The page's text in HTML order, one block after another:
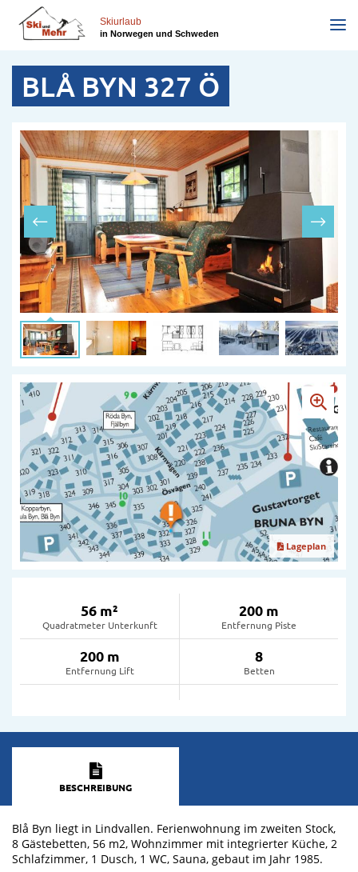
zum
Inhalt
Skiurlaub
in Norwegen und Schweden
BLÅ BYN 327 Ö
Lageplan
56 m²
Quadratmeter Unterkunft
200 m
Entfernung Piste
200 m
Entfernung Lift
8
Betten
BESCHREIBUNG
Blå Byn liegt in Lindvallen. Ferienwohnung im zweiten Stock,
8 Gästebetten, 56 m2, Wohnzimmer mit integrierter Küche, 2
Schlafzimmer, 1 Dusch, 1 WC, Sauna, gebaut im Jahr 1985.